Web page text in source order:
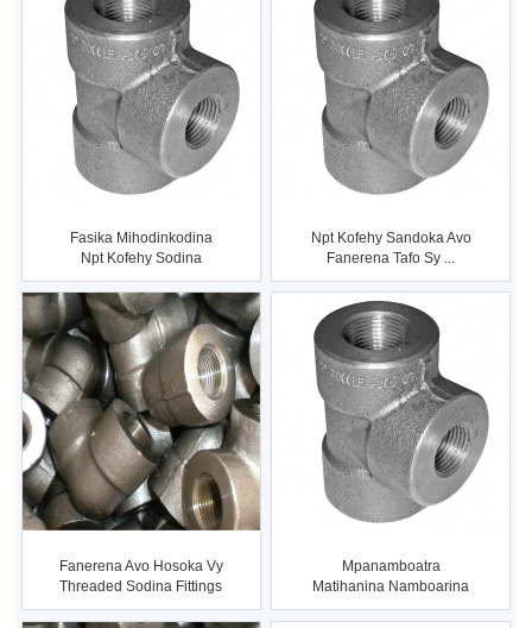
Fasika Mihodinkodina
Npt Kofehy Sodina
Fittings
Npt Kofehy Sandoka Avo
Fanerena Tafo Sy ...
Fanerena Avo Hosoka Vy
Threaded Sodina Fittings
Mpanamboatra
Matihanina Namboarina
Npt Kofehy ...